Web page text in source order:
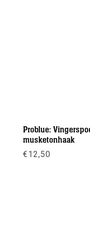
Problue:
musketonhaak
€12,50